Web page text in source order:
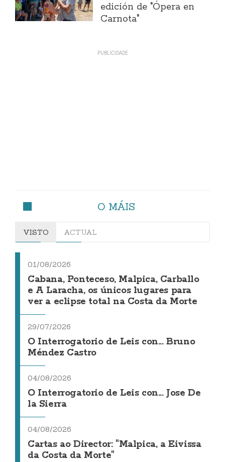
edición de "Ópera en
Carnota"
O MÁIS
VISTO ACTUAL
01/08/2026
Cabana, Ponteceso, Malpica, Carballo
e A Laracha, os únicos lugares para
ver a eclipse total na Costa da Morte
29/07/2026
O Interrogatorio de Leis con... Bruno
Méndez Castro
04/08/2026
O Interrogatorio de Leis con... Jose De
la Sierra
04/08/2026
Cartas ao Director: "Malpica, a Eivissa
da Costa da Morte"